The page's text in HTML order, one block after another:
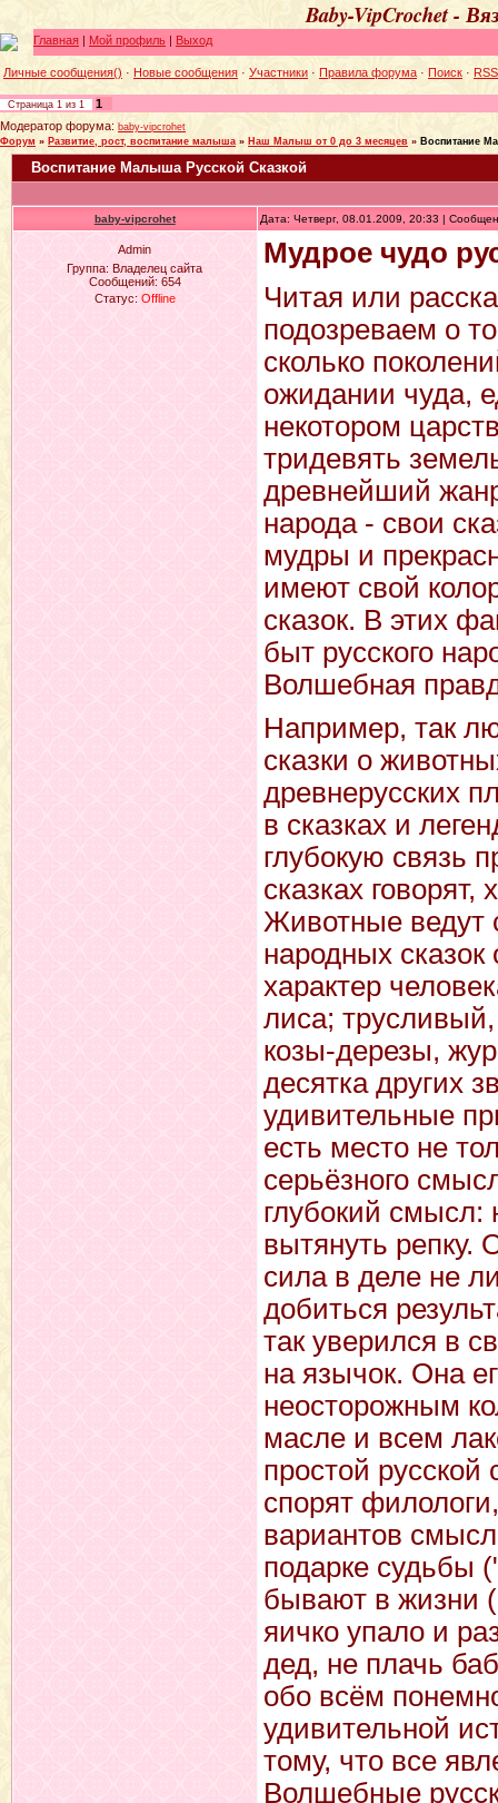
Baby-VipCrochet -
Главная | Мой профиль | Выход
Личные сообщения() · Новые сообщения · Участники · Правила форума · Поиск · RSS
Страница 1 из 1
1
Модератор форума: baby-vipcrohet
Форум » Развитие, рост, воспитание малыша » Наш Малыш от 0 до 3 месяцев » Воспитание
Воспитание Малыша Русской Сказкой
baby-vipcrohet Дата: Четверг, 08.01.2009, 20:33 |
Admin
Группа: Владелец сайта
Сообщений: 654
Статус: Offline
Мудрое чудо
Читая или
подозреваем о
сколько
ожидании чуда,
некотором
тридевять
древнейший жанр
народа - свои
мудры и
имеют свой
сказок. В этих
быт русского
Волшебная
Например, так
сказки о
древнерусских
в сказках и
глубокую связь
сказках
Животные ведут
народных
характер
лиса;
козы-дерезы,
десятка других
удивительные
есть место не
серьёзного
глубокий
вытянуть репку.
сила в деле не
добиться
так уверился в
на язычок. Она
неосторожным
масле и всем
простой русской
спорят
вариантов
подарке судьбы
бывают в жизни
яичко упало и
дед, не плачь
обо всём
удивительной
тому, что все
Волшебные